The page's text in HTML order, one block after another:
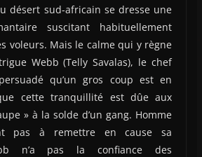
désert sud-africain se dresse une
suscitant habituellement
voleurs. Mais le calme qui y règne
Webb (Telly Savalas), le chef
qu’un gros coup est en
cette tranquillité est dûe aux
» à la solde d’un gang. Homme
pas à remettre en cause sa
n’a pas la confiance des